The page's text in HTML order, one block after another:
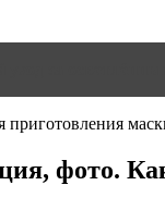
приготовления
фото.